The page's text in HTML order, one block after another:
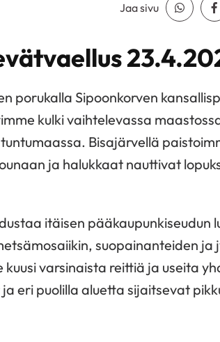
Jaa sivu Jaa
porukalla Sipoonkorven
kulki vaihtelevassa
Bisajärvellä
ja halukkaat nauttivat
itäisen
suopainanteiden ja
varsinaista reittiä ja useita
eri puolilla aluetta sijaitsevat